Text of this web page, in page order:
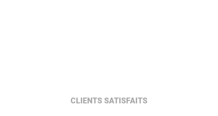
CLIENTS SATISFAITS